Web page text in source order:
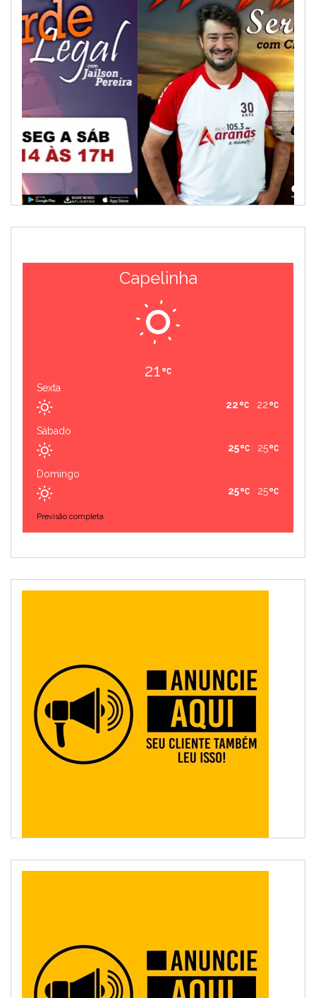
Capelinha
21
Sexta
22
22
Sábado
25
25
Domingo
25
25
Previsão completa